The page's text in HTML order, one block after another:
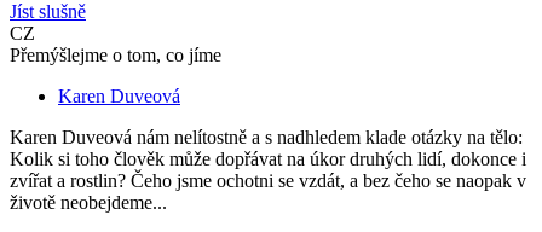
Jíst slušně
CZ
Přemýšlejme o tom, co jíme
Karen Duveová
Karen Duveová nám nelítostně a s nadhledem klade otázky na tělo:
Kolik si toho člověk může dopřávat na úkor druhých lidí, dokonce i
zvířat a rostlin? Čeho jsme ochotni se vzdát, a bez čeho se naopak v
životě neobejdeme...